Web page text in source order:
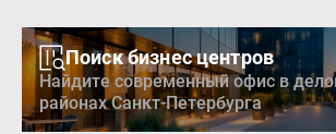
Поиск бизнес центров
Найдите современный офис в
районах Санкт-Петербурга